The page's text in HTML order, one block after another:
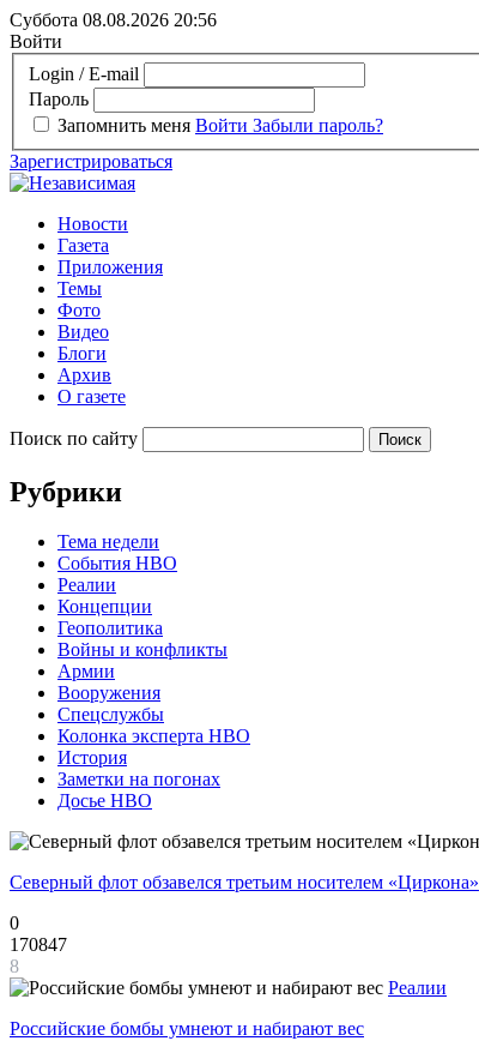
Суббота 08.08.2026 20:56
Войти
Login / E-mail
Пароль
Запомнить меня Войти Забыли пароль?
Зарегистрироваться
Новости
Газета
Приложения
Темы
Фото
Видео
Блоги
Архив
О газете
Поиск по сайту
Рубрики
Тема недели
События НВО
Реалии
Концепции
Геополитика
Войны и конфликты
Армии
Вооружения
Спецслужбы
Колонка эксперта НВО
История
Заметки на погонах
Досье НВО
Северный флот обзавелся третьим носителем «Циркона»
0
170847
8
Реалии
Российские бомбы умнеют и набирают вес